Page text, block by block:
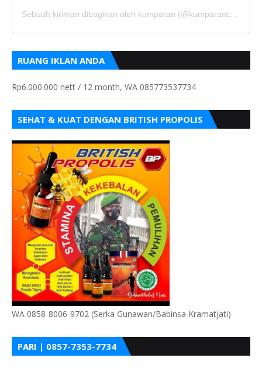
Sebuah kiriman dibagikan oleh kumparan (@kumparancom)
RUANG IKLAN ANDA
Rp6.000.000 nett / 12 month, WA 085773537734
SEHAT & KUAT DENGAN BRITISH PROPOLIS
WA 0858-8006-9702 (Serka Gunawan/Babinsa Kramatjati)
PARI | 0857-7353-7734